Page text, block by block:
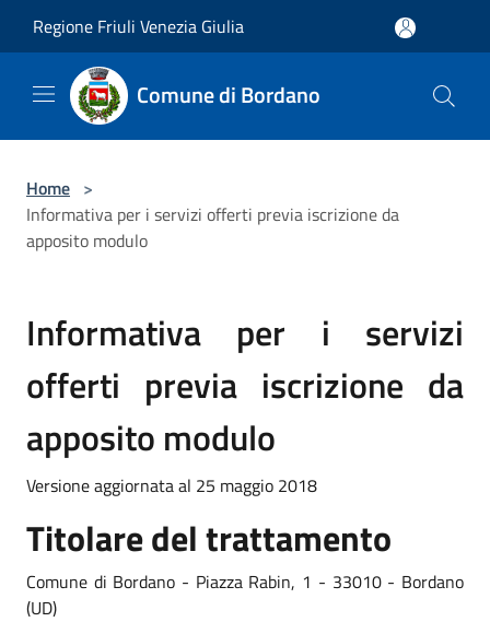
Regione Friuli Venezia Giulia
Comune di Bordano
Home >
Informativa per i servizi offerti previa iscrizione da
apposito modulo
Informativa per i servizi
offerti previa iscrizione da
apposito modulo
Versione aggiornata al 25 maggio 2018
Titolare del trattamento
Comune di Bordano - Piazza Rabin, 1 - 33010 - Bordano
(UD)